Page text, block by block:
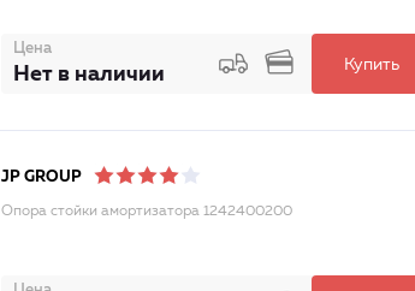
Цена
Нет в наличии Купить
JP GROUP
Опора стойки амортизатора 1242400200